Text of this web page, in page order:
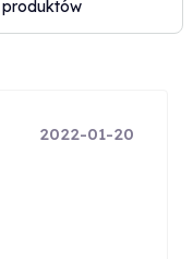
2022-01-20